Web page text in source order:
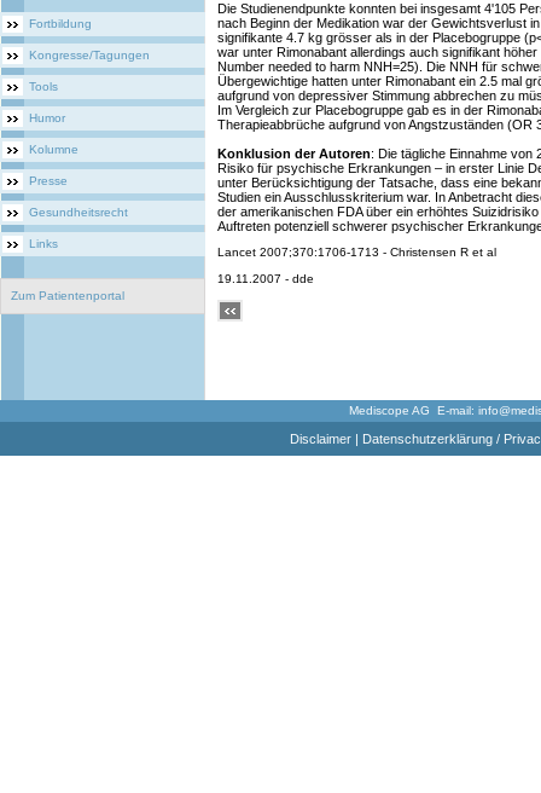
Fortbildung
Kongresse/Tagungen
Tools
Humor
Kolumne
Presse
Gesundheitsrecht
Links
Zum Patientenportal
Die Studienendpunkte konnten bei insgesamt 4'105
nach Beginn der Medikation war der Gewichtsverlust
signifikante 4.7 kg grösser als in der Placebogruppe
war unter Rimonabant allerdings auch signifikant
Number needed to harm NNH=25). Die NNH für
Übergewichtige hatten unter Rimonabant ein 2.5 mal
aufgrund von depressiver Stimmung abbrechen zu
Im Vergleich zur Placebogruppe gab es in der
Therapieabbrüche aufgrund von Angstzuständen (OR
Konklusion der Autoren: Die tägliche Einnahme von
Risiko für psychische Erkrankungen – in erster Linie
unter Berücksichtigung der Tatsache, dass eine
Studien ein Ausschlusskriterium war. In Anbetracht
der amerikanischen FDA über ein erhöhtes
Auftreten potenziell schwerer psychischer
Lancet 2007;370:1706-1713 - Christensen R et al
19.11.2007 - dde
Mediscope AG E-mail:
Disclaimer| Datenschutzerklärung /